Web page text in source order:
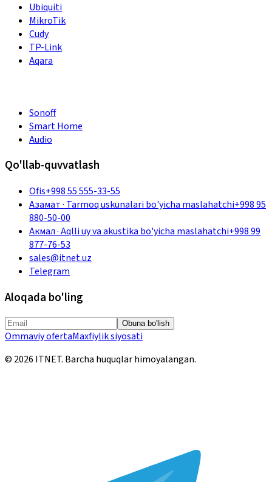
Ubiquiti
MikroTik
Cudy
TP-Link
Aqara
Sonoff
Smart Home
Audio
Qo'llab-quvvatlash
Ofis+998 55 555-33-55
Азамат· Tarmoq uskunalari bo'yicha maslahatchi+998 95
880-50-00
Акмал·Aqlli uy va akustika bo'yicha maslahatchi+998 99
877-76-53
sales@itnet.uz
Telegram
Aloqada bo'ling
Obuna bo'lish
Ommaviy ofertaMaxfiylik siyosati
© 2026 ITNET. Barcha huquqlar himoyalangan.